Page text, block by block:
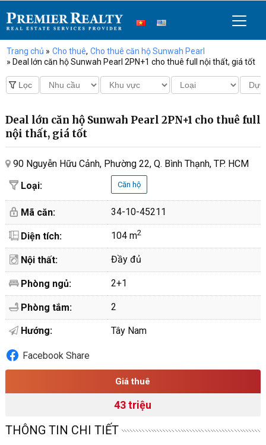
Trang chủ » Cho thuê, Cho thuê căn hộ Sunwah Pearl
» Deal lớn căn hộ Sunwah Pearl 2PN+1 cho thuê full nội thất, giá tốt
Deal lớn căn hộ Sunwah Pearl 2PN+1 cho thuê full
nội thất, giá tốt
90 Nguyễn Hữu Cảnh, Phường 22, Q. Bình Thạnh, TP. HCM
Loại:
Căn hộ
Mã căn: 34-10-45211
Diện tích: 104 m2
Nội thất: Đầy đủ
Phòng ngủ: 2+1
Phòng tắm: 2
Hướng: Tây Nam
Facebook Share
Giá thuê
43 triệu
THÔNG TIN CHI TIẾT